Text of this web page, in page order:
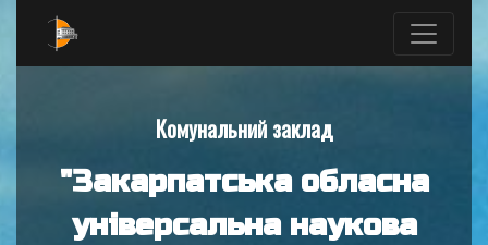
Комунальний заклад
"Закарпатська обласна
універсальна наукова